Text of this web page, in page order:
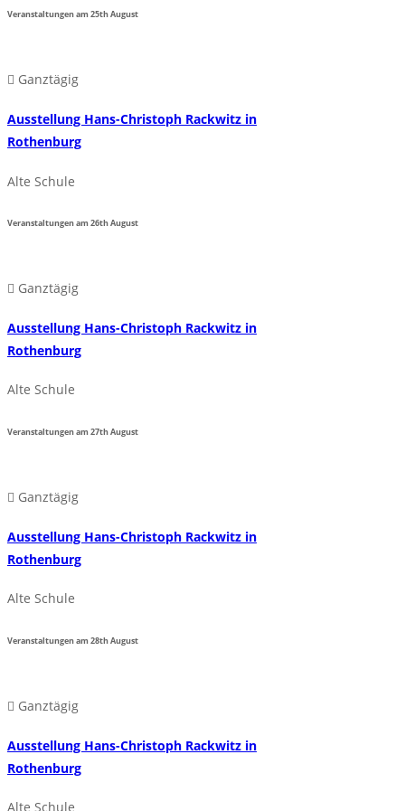
Veranstaltungen am25thAugust
Ganztägig
Ausstellung Hans-Christoph Rackwitz in
Rothenburg
Alte Schule
Veranstaltungen am26thAugust
Ganztägig
Ausstellung Hans-Christoph Rackwitz in
Rothenburg
Alte Schule
Veranstaltungen am27thAugust
Ganztägig
Ausstellung Hans-Christoph Rackwitz in
Rothenburg
Alte Schule
Veranstaltungen am28thAugust
Ganztägig
Ausstellung Hans-Christoph Rackwitz in
Rothenburg
Alte Schule